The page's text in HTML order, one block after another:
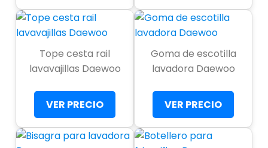
Tope cesta rail
lavavajillas Daewoo
VER PRECIO
Goma de escotilla
lavadora Daewoo
VER PRECIO